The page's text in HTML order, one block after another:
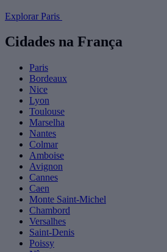
Explorar Paris
Cidades na França
Paris
Bordeaux
Nice
Lyon
Toulouse
Marselha
Nantes
Colmar
Amboise
Avignon
Cannes
Caen
Monte Saint-Michel
Chambord
Versalhes
Saint-Denis
Poissy